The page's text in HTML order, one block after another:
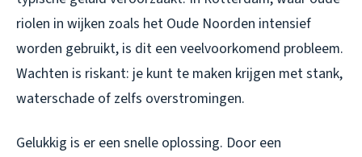
riolen in wijken zoals het Oude Noorden intensief
worden gebruikt, is dit een veelvoorkomend probleem.
Wachten is riskant: je kunt te maken krijgen met stank,
waterschade of zelfs overstromingen.
Gelukkig is er een snelle oplossing. Door een